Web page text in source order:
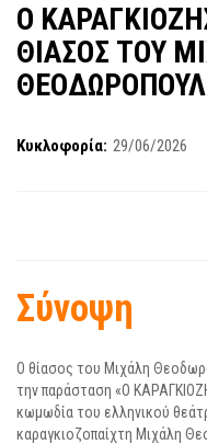
Ο
ΘΙΑΣΟΣ ΤΟΥ
Κυκλοφορία: 29/06/2026
Σύνοψη
Ο θίασος του Μιχάλη
την παράσταση «Ο
κωμωδία του ελληνικού
καραγκιοζοπαίχτη Μιχάλη